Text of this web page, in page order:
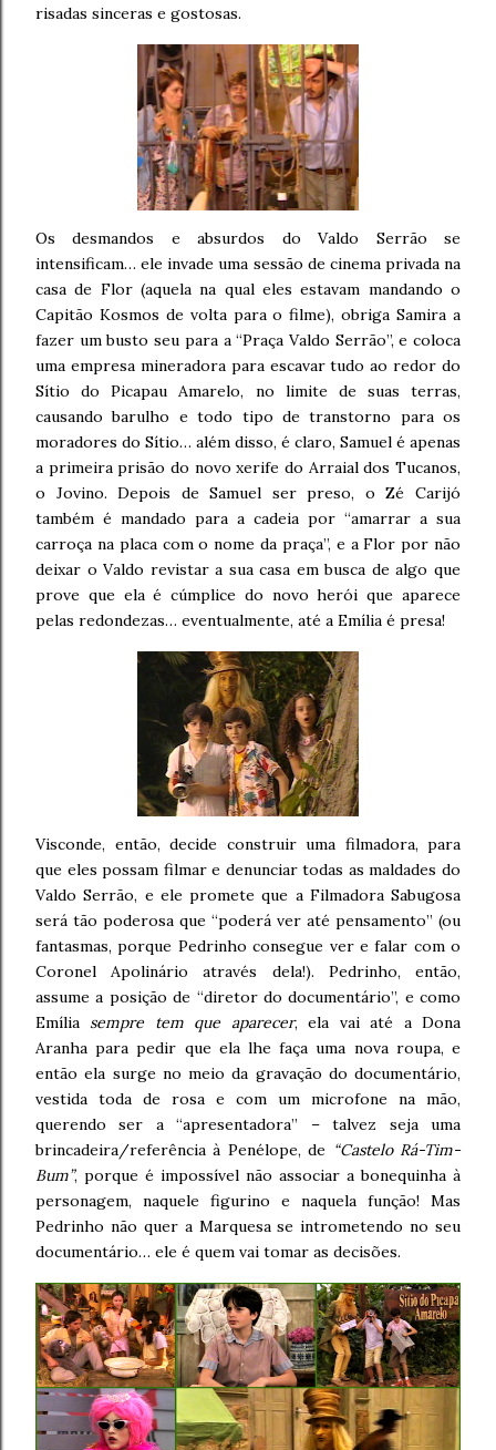
risadas sinceras e gostosas.
Os desmandos e absurdos do Valdo Serrão se
intensificam… ele invade uma sessão de cinema privada na
casa de Flor (aquela na qual eles estavam mandando o
Capitão Kosmos de volta para o filme), obriga Samira a
fazer um busto seu para a “Praça Valdo Serrão”, e coloca
uma empresa mineradora para escavar tudo ao redor do
Sítio do Picapau Amarelo, no limite de suas terras,
causando barulho e todo tipo de transtorno para os
moradores do Sítio… além disso, é claro, Samuel é apenas
a primeira prisão do novo xerife do Arraial dos Tucanos,
o Jovino. Depois de Samuel ser preso, o Zé Carijó
também é mandado para a cadeia por “amarrar a sua
carroça na placa com o nome da praça”, e a Flor por não
deixar o Valdo revistar a sua casa em busca de algo que
prove que ela é cúmplice do novo herói que aparece
pelas redondezas… eventualmente, até a Emília é presa!
Visconde, então, decide construir uma filmadora, para
que eles possam filmar e denunciar todas as maldades do
Valdo Serrão, e ele promete que a Filmadora Sabugosa
será tão poderosa que “poderá ver até pensamento” (ou
fantasmas, porque Pedrinho consegue ver e falar com o
Coronel Apolinário através dela!). Pedrinho, então,
assume a posição de “diretor do documentário”, e como
Emília sempre tem que aparecer, ela vai até a Dona
Aranha para pedir que ela lhe faça uma nova roupa, e
então ela surge no meio da gravação do documentário,
vestida toda de rosa e com um microfone na mão,
querendo ser a “apresentadora” – talvez seja uma
brincadeira/referência à Penélope, de “Castelo Rá-Tim-
Bum”, porque é impossível não associar a bonequinha à
personagem, naquele figurino e naquela função! Mas
Pedrinho não quer a Marquesa se intrometendo no seu
documentário… ele é quem vai tomar as decisões.